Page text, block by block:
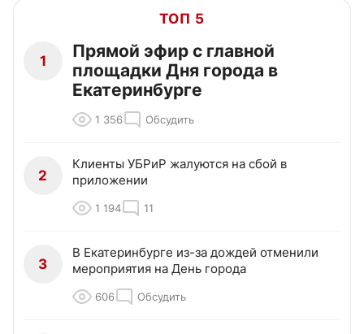
ТОП 5
1
Прямой эфир с главной
площадки Дня города в
Екатеринбурге
1 356 Обсудить
2
Клиенты УБРиР жалуются на сбой в
приложении
1 194 11
3
В Екатеринбурге из-за дождей отменили
мероприятия на День города
606 Обсудить